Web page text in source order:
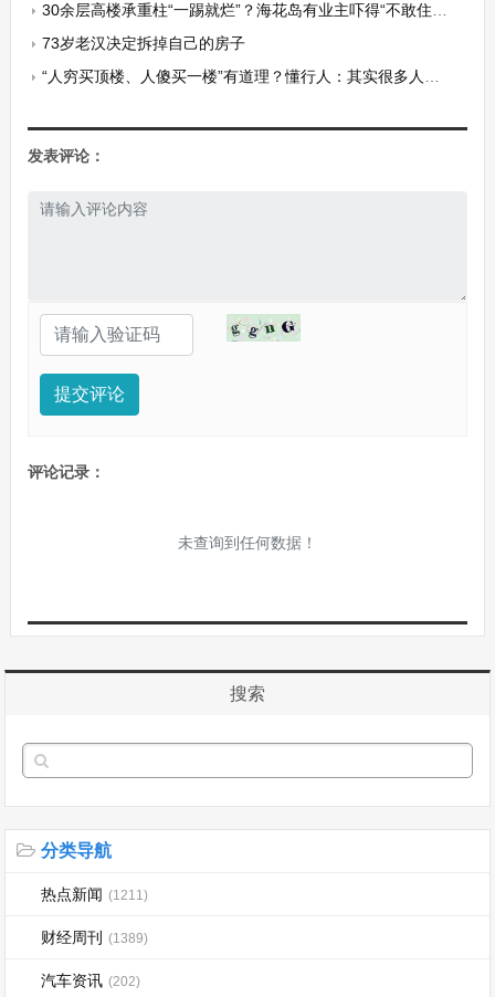
30余层高楼承重柱“一踢就烂”？海花岛有业主吓得“不敢住了”，儋州市住建局：组织专家组现场检查
73岁老汉决定拆掉自己的房子
“人穷买顶楼、人傻买一楼”有道理？懂行人：其实很多人都选错了
发表评论：
提交评论
评论记录：
未查询到任何数据！
搜索
分类导航
热点新闻 (1211)
财经周刊 (1389)
汽车资讯 (202)